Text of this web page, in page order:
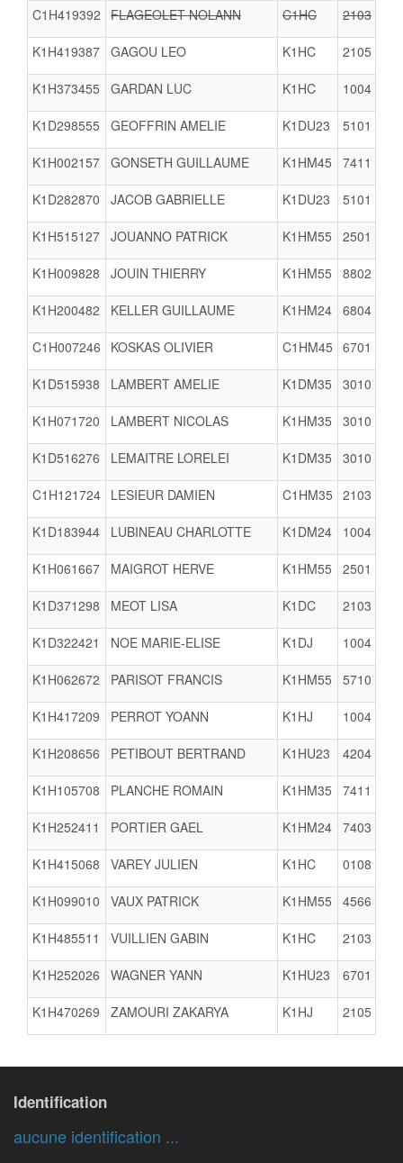
C1H419392 FLAGEOLET NOLANN C1HC 2103
K1H419387 GAGOU LEO K1HC 2105
K1H373455 GARDAN LUC K1HC 1004
K1D298555 GEOFFRIN AMELIE K1DU23 5101
K1H002157 GONSETH GUILLAUME K1HM45 7411
K1D282870 JACOB GABRIELLE K1DU23 5101
K1H515127 JOUANNO PATRICK K1HM55 2501
K1H009828 JOUIN THIERRY K1HM55 8802
K1H200482 KELLER GUILLAUME K1HM24 6804
C1H007246 KOSKAS OLIVIER C1HM45 6701
K1D515938 LAMBERT AMELIE K1DM35 3010
K1H071720 LAMBERT NICOLAS K1HM35 3010
K1D516276 LEMAITRE LORELEI K1DM35 3010
C1H121724 LESIEUR DAMIEN C1HM35 2103
K1D183944 LUBINEAU CHARLOTTE K1DM24 1004
K1H061667 MAIGROT HERVE K1HM55 2501
K1D371298 MEOT LISA K1DC 2103
K1D322421 NOE MARIE-ELISE K1DJ 1004
K1H062672 PARISOT FRANCIS K1HM55 5710
K1H417209 PERROT YOANN K1HJ 1004
K1H208656 PETIBOUT BERTRAND K1HU23 4204
K1H105708 PLANCHE ROMAIN K1HM35 7411
K1H252411 PORTIER GAEL K1HM24 7403
K1H415068 VAREY JULIEN K1HC 0108
K1H099010 VAUX PATRICK K1HM55 4566
K1H485511 VUILLIEN GABIN K1HC 2103
K1H252026 WAGNER YANN K1HU23 6701
K1H470269 ZAMOURI ZAKARYA K1HJ 2105
Identification
aucune identification ...